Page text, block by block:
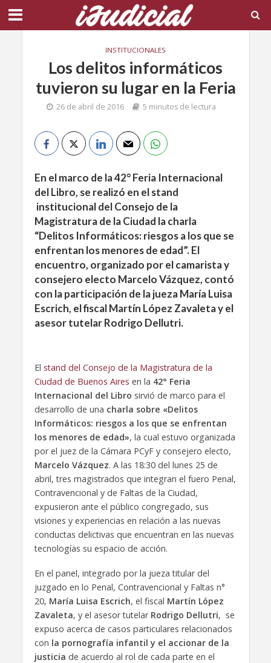
INSTITUCIONALES
Los delitos informáticos
tuvieron su lugar en la Feria
26 de abril de 2016 5 minutos de lectura
En el marco de la 42° Feria Internacional
del Libro, se realizó en el stand
institucional del Consejo de la
Magistratura de la Ciudad la charla
“Delitos Informáticos: riesgos a los que se
enfrentan los menores de edad”. El
encuentro, organizado por el camarista y
consejero electo Marcelo Vázquez, contó
con la participación de la jueza María Luisa
Escrich, el fiscal Martín López Zavaleta y el
asesor tutelar Rodrigo Dellutri.
El stand del Consejo de la Magistratura de la
Ciudad de Buenos Aires en la 42° Feria
Internacional del Libro sirvió de marco para el
desarrollo de una charla sobre «Delitos
Informáticos: riesgos a los que se enfrentan
los menores de edad», la cual estuvo organizada
por el juez de la Cámara PCyF y consejero electo,
Marcelo Vázquez. A las 18:30 del lunes 25 de
abril, tres magistrados que integran el fuero Penal,
Contravencional y de Faltas de la Ciudad,
expusieron ante el público congregado, sus
visiones y experiencias en relación a las nuevas
conductas delictivas que encuentran en las nuevas
tecnologías su espacio de acción.
En el panel, integrado por la jueza titular del
juzgado en lo Penal, Contravencional y Faltas n°
20, María Luisa Escrich, el fiscal Martín López
Zavaleta, y el asesor tutelar Rodrigo Dellutri, se
expuso acerca de casos particulares relacionados
con la pornografía infantil y el accionar de la
justicia de acuerdo al rol de cada parte en el